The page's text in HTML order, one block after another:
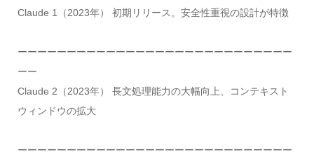
Claude 1（2023年） 初期リリース。安全性重視の設計が特徴
ーーーーーーーーーーーーーーーーーーーーーーーーーーーー
ーー
Claude 2（2023年） 長文処理能力の大幅向上、コンテキスト
ウィンドウの拡大
ーーーーーーーーーーーーーーーーーーーーーーーーーーーー